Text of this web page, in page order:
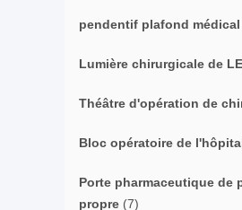
pendentif plafond médical
Lumière chirurgicale de
Théâtre d'opération de
Bloc opératoire de
Porte pharmaceutique de
propre (7)